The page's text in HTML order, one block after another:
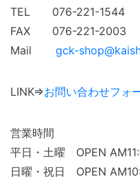
TEL 076-221-1544
FAX 076-221-2003
Mail gck-
LINK⇒お問い合わせフォ
営業時間
平日・土曜 OPEN
日曜・祝日 OPEN